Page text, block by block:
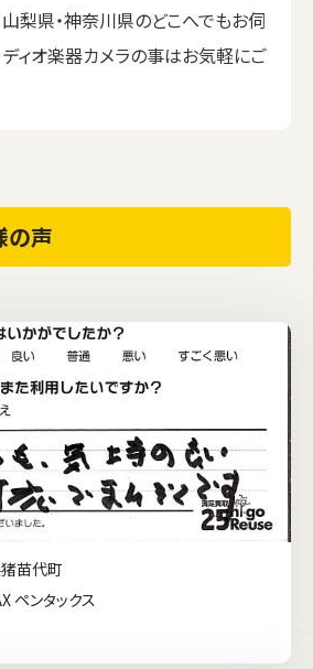
梨県・神奈川県のどこへでもお伺
ディオ楽器カメラの事はお気軽にご
の声
苗代町
ペンタックス